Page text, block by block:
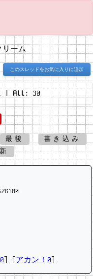
リーム
このスレッドをお気に入りに追加
| All: 30
最後
書き込み
アカン！0